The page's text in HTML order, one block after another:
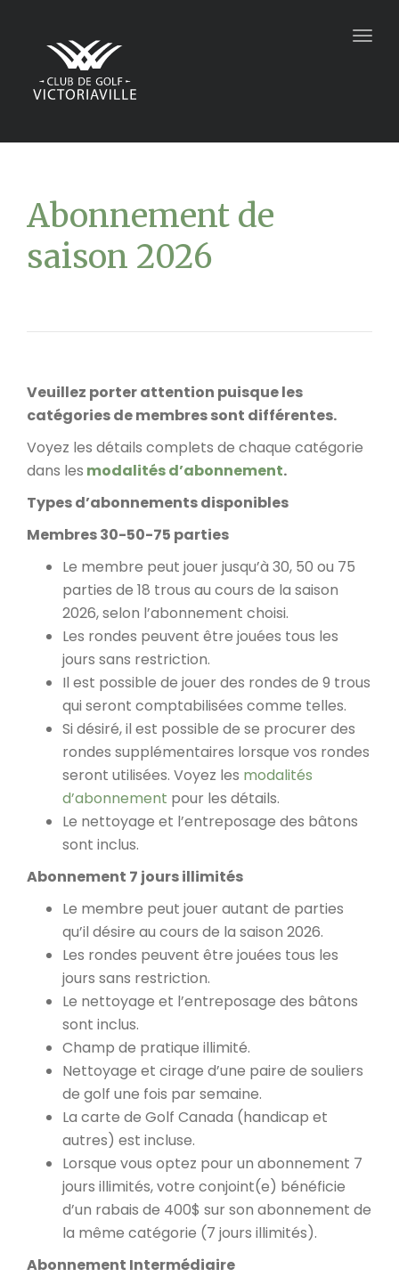
Abonnement de
saison 2026
Veuillez porter attention puisque les
catégories de membres sont différentes.
Voyez les détails complets de chaque catégorie
dans les modalités d’abonnement.
Types d’abonnements disponibles
Membres 30-50-75 parties
Le membre peut jouer jusqu’à 30, 50 ou 75
parties de 18 trous au cours de la saison
2026, selon l’abonnement choisi.
Les rondes peuvent être jouées tous les
jours sans restriction.
Il est possible de jouer des rondes de 9 trous
qui seront comptabilisées comme telles.
Si désiré, il est possible de se procurer des
rondes supplémentaires lorsque vos rondes
seront utilisées. Voyez les modalités
d’abonnement pour les détails.
Le nettoyage et l’entreposage des bâtons
sont inclus.
Abonnement 7 jours illimités
Le membre peut jouer autant de parties
qu’il désire au cours de la saison 2026.
Les rondes peuvent être jouées tous les
jours sans restriction.
Le nettoyage et l’entreposage des bâtons
sont inclus.
Champ de pratique illimité.
Nettoyage et cirage d’une paire de souliers
de golf une fois par semaine.
La carte de Golf Canada (handicap et
autres) est incluse.
Lorsque vous optez pour un abonnement 7
jours illimités, votre conjoint(e) bénéficie
d’un rabais de 400$ sur son abonnement de
la même catégorie (7 jours illimités).
Abonnement Intermédiaire